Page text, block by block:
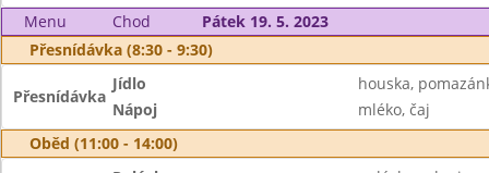
Menu
Chod
Pátek 19. 5. 2023
Přesnídávka (8:30 - 9:30)
Přesnídávka
Jídlo
houska,
Nápoj
mléko, čaj
Oběd (11:00 - 14:00)